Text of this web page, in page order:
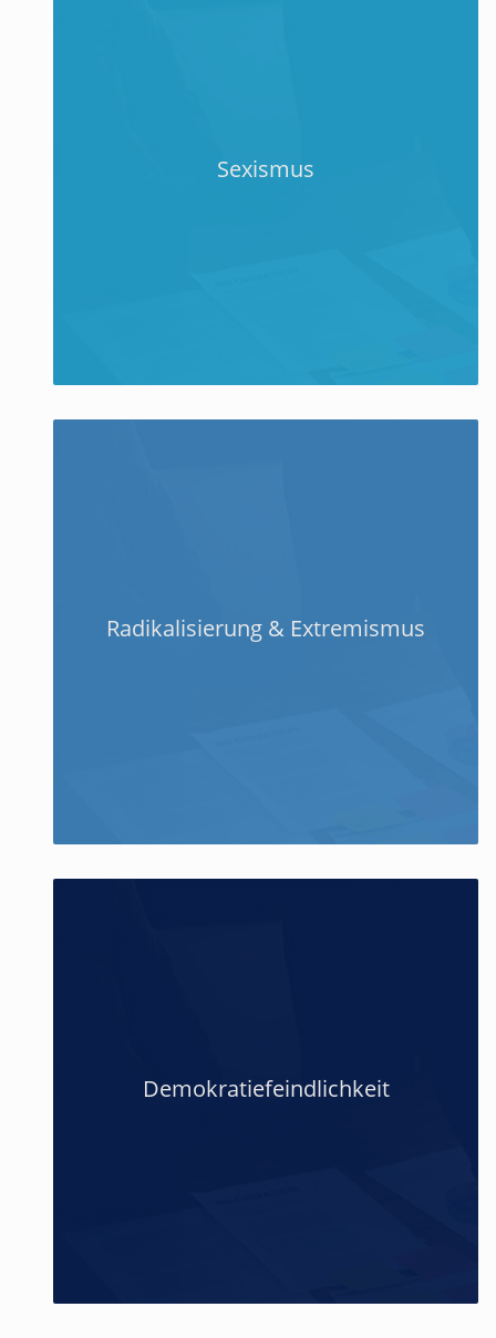
Sexismus
Radikalisierung & Extremismus
Demokratiefeindlichkeit